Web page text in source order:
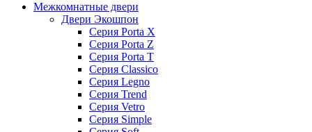
Межкомнатные двери
Двери Экошпон
Серия Porta X
Серия Porta Z
Серия Porta T
Серия Classico
Серия Legno
Серия Trend
Серия Vetro
Серия Simple